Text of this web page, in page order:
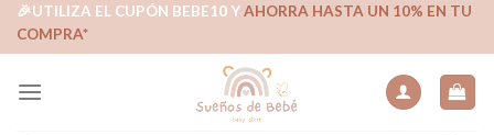
Skip🎉UTILIZA EL CUPÓN BEBE10 YAHORRA HASTA UN 10% EN TU
COMPRA*